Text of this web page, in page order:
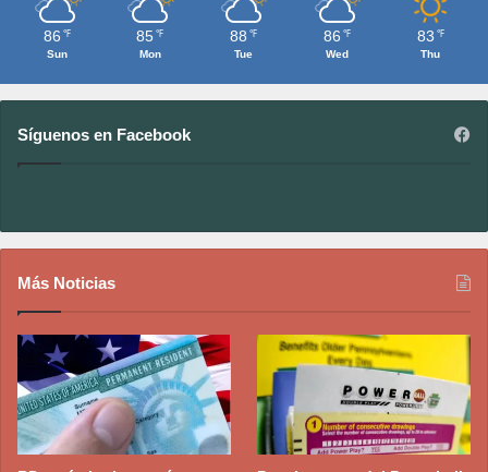
86 ℉
Sun
85 ℉
Mon
88 ℉
Tue
86 ℉
Wed
83 ℉
Thu
Síguenos en Facebook
Más Noticias